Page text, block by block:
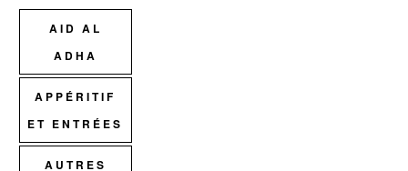
AID AL
ADHA
APPÉRITIF
ET ENTRÉES
AUTRES